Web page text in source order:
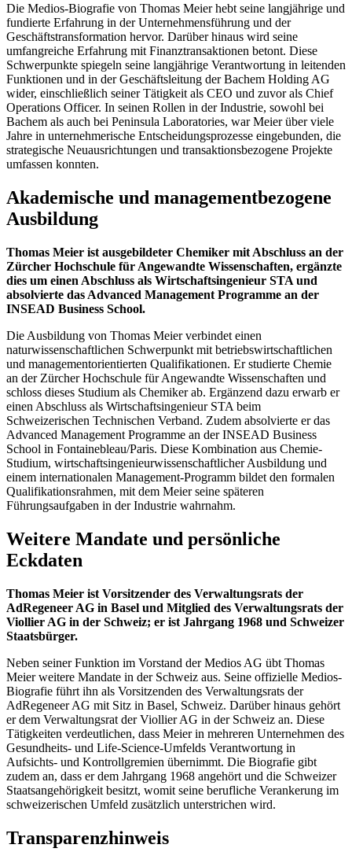
Die Medios-Biografie von Thomas Meier hebt seine langjährige und
fundierte Erfahrung in der Unternehmensführung und der
Geschäftstransformation hervor. Darüber hinaus wird seine
umfangreiche Erfahrung mit Finanztransaktionen betont. Diese
Schwerpunkte spiegeln seine langjährige Verantwortung in leitenden
Funktionen und in der Geschäftsleitung der Bachem Holding AG
wider, einschließlich seiner Tätigkeit als CEO und zuvor als Chief
Operations Officer. In seinen Rollen in der Industrie, sowohl bei
Bachem als auch bei Peninsula Laboratories, war Meier über viele
Jahre in unternehmerische Entscheidungsprozesse eingebunden, die
strategische Neuausrichtungen und transaktionsbezogene Projekte
umfassen konnten.
Akademische und managementbezogene
Ausbildung
Thomas Meier ist ausgebildeter Chemiker mit Abschluss an der
Zürcher Hochschule für Angewandte Wissenschaften, ergänzte
dies um einen Abschluss als Wirtschaftsingenieur STA und
absolvierte das Advanced Management Programme an der
INSEAD Business School.
Die Ausbildung von Thomas Meier verbindet einen
naturwissenschaftlichen Schwerpunkt mit betriebswirtschaftlichen
und managementorientierten Qualifikationen. Er studierte Chemie
an der Zürcher Hochschule für Angewandte Wissenschaften und
schloss dieses Studium als Chemiker ab. Ergänzend dazu erwarb er
einen Abschluss als Wirtschaftsingenieur STA beim
Schweizerischen Technischen Verband. Zudem absolvierte er das
Advanced Management Programme an der INSEAD Business
School in Fontainebleau/Paris. Diese Kombination aus Chemie-
Studium, wirtschaftsingenieurwissenschaftlicher Ausbildung und
einem internationalen Management-Programm bildet den formalen
Qualifikationsrahmen, mit dem Meier seine späteren
Führungsaufgaben in der Industrie wahrnahm.
Weitere Mandate und persönliche
Eckdaten
Thomas Meier ist Vorsitzender des Verwaltungsrats der
AdRegeneer AG in Basel und Mitglied des Verwaltungsrats der
Viollier AG in der Schweiz; er ist Jahrgang 1968 und Schweizer
Staatsbürger.
Neben seiner Funktion im Vorstand der Medios AG übt Thomas
Meier weitere Mandate in der Schweiz aus. Seine offizielle Medios-
Biografie führt ihn als Vorsitzenden des Verwaltungsrats der
AdRegeneer AG mit Sitz in Basel, Schweiz. Darüber hinaus gehört
er dem Verwaltungsrat der Viollier AG in der Schweiz an. Diese
Tätigkeiten verdeutlichen, dass Meier in mehreren Unternehmen des
Gesundheits- und Life-Science-Umfelds Verantwortung in
Aufsichts- und Kontrollgremien übernimmt. Die Biografie gibt
zudem an, dass er dem Jahrgang 1968 angehört und die Schweizer
Staatsangehörigkeit besitzt, womit seine berufliche Verankerung im
schweizerischen Umfeld zusätzlich unterstrichen wird.
Transparenzhinweis